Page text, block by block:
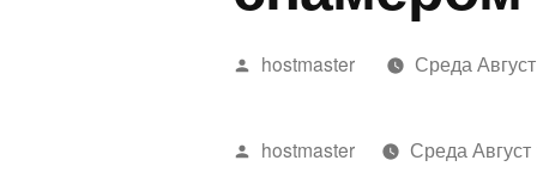
Написано
hostmaster Среда
Написано
hostmaster Среда